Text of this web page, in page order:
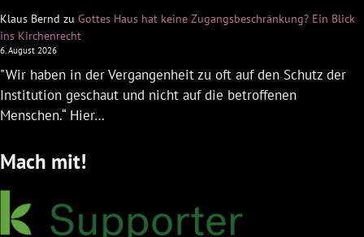
Klaus Bernd zu Gottes Haus hat keine Zugangsbeschränkung? Ein Blick
ins Kirchenrecht
6. August 2026
"Wir haben in der Vergangenheit zu oft auf den Schutz der
Institution geschaut und nicht auf die betroffenen
Menschen.“ Hier…
Mach mit!